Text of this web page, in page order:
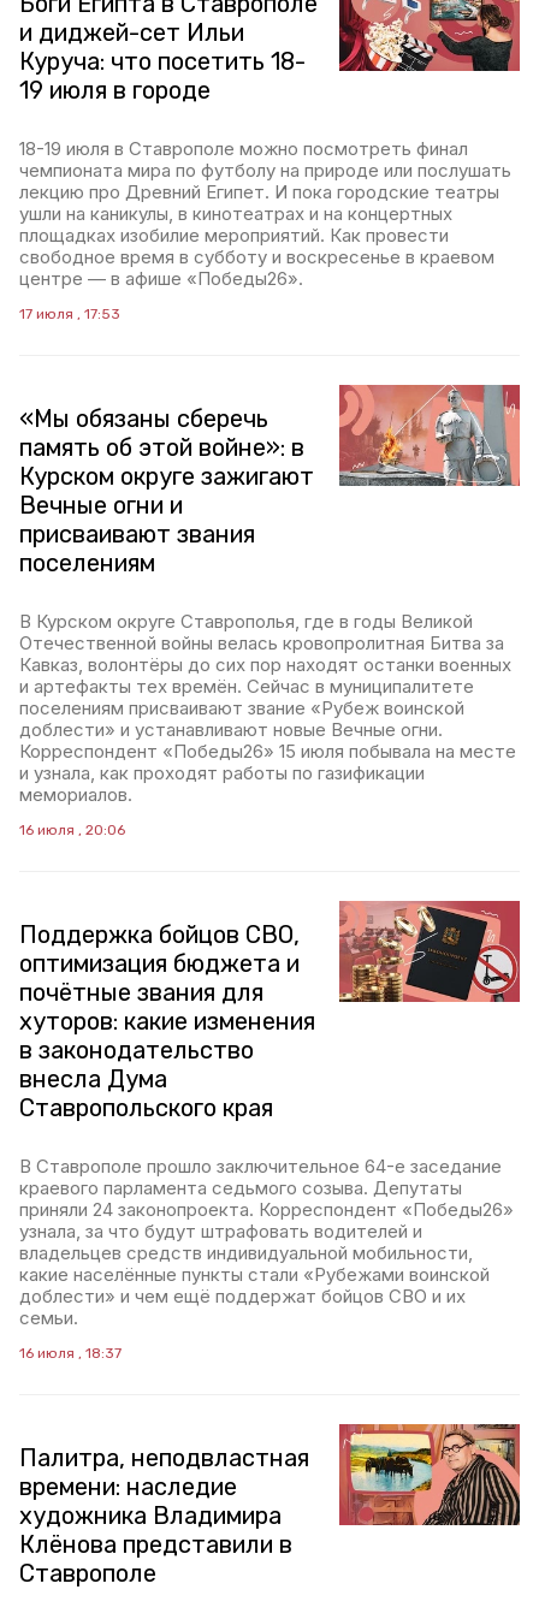
и диджей-сет Ильи
Куруча: что посетить 18-
19 июля в городе
18-19 июля в Ставрополе можно посмотреть финал
чемпионата мира по футболу на природе или послушать
лекцию про Древний Египет. И пока городские театры
ушли на каникулы, в кинотеатрах и на концертных
площадках изобилие мероприятий. Как провести
свободное время в субботу и воскресенье в краевом
центре — в афише «Победы26».
17 июля , 17:53
«Мы обязаны сберечь
память об этой войне»: в
Курском округе зажигают
Вечные огни и
присваивают звания
поселениям
В Курском округе Ставрополья, где в годы Великой
Отечественной войны велась кровопролитная Битва за
Кавказ, волонтёры до сих пор находят останки военных
и артефакты тех времён. Сейчас в муниципалитете
поселениям присваивают звание «Рубеж воинской
доблести» и устанавливают новые Вечные огни.
Корреспондент «Победы26» 15 июля побывала на месте
и узнала, как проходят работы по газификации
мемориалов.
16 июля , 20:06
Поддержка бойцов СВО,
оптимизация бюджета и
почётные звания для
хуторов: какие изменения
в законодательство
внесла Дума
Ставропольского края
В Ставрополе прошло заключительное 64-е заседание
краевого парламента седьмого созыва. Депутаты
приняли 24 законопроекта. Корреспондент «Победы26»
узнала, за что будут штрафовать водителей и
владельцев средств индивидуальной мобильности,
какие населённые пункты стали «Рубежами воинской
доблести» и чем ещё поддержат бойцов СВО и их
семьи.
16 июля , 18:37
Палитра, неподвластная
времени: наследие
художника Владимира
Клёнова представили в
Ставрополе